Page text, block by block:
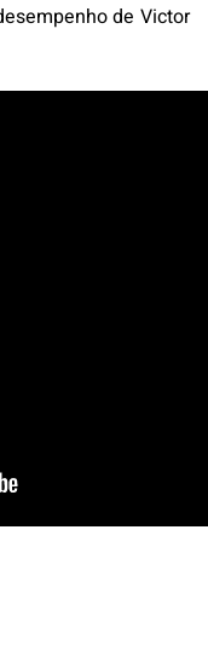
de Victor